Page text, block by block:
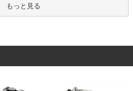
もっと見る